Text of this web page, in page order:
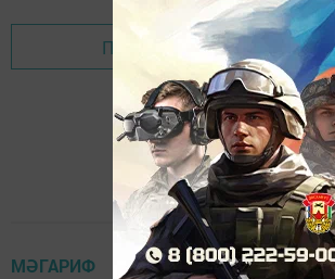
Перейти на страницу
МӘГАРИФ